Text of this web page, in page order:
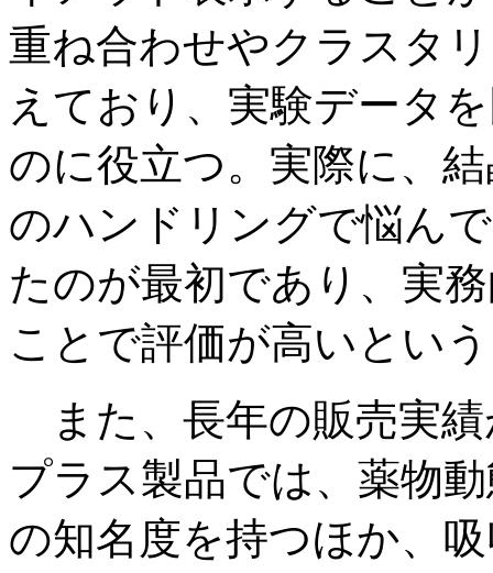
重ね合わせやクラスタ
えており、実験データ
のに役立つ。実際に、
のハンドリングで悩ん
たのが最初であり、実
ことで評価が高いとい
また、長年の販売実
プラス製品では、薬物
の知名度を持つほか、